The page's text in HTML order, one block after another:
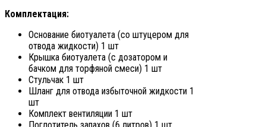
Комплектация:
Основание биотуалета (со штуцером для
отвода жидкости) 1 шт
Крышка биотуалета (с дозатором и
бачком для торфяной смеси) 1 шт
Стульчак 1 шт
Шланг для отвода избыточной жидкости 1
шт
Комплект вентиляции 1 шт
Поглотитель запахов (6 литров) 1 шт